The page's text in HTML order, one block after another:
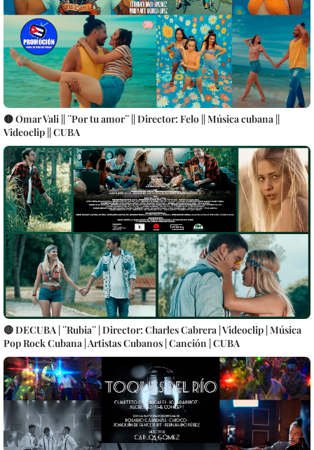
🟡 Omar Vali || ¨Por tu amor¨ || Director: Felo || Música cubana ||
Videoclip || CUBA
🔴 DECUBA | ¨Rubia¨ | Director: Charles Cabrera | Videoclip | Música
Pop Rock Cubana | Artistas Cubanos | Canción | CUBA